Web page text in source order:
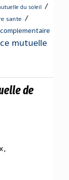
du soleil /
sante /
complementaire
mutuelle
de